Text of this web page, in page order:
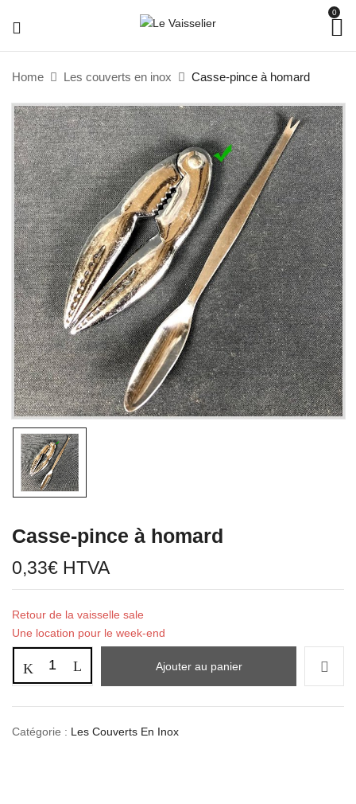
0
Home Les couverts en inox Casse-pince à homard
Casse-pince à homard
0,33€ HTVA
Retour de la vaisselle sale
Une location pour le week-end
Ajouter au panier
Catégorie : Les Couverts En Inox